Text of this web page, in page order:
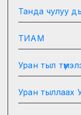
Танда чулуу
ТИАМ
Уран тыл
Уран тыллаах